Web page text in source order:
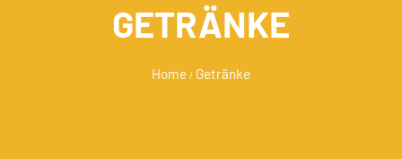
GETRÄNKE
Home / Getränke